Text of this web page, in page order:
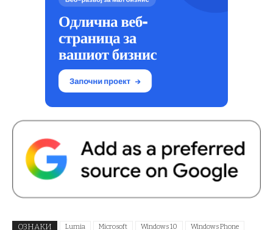
ОЗНАКИ Lumia Microsoft Windows 10 Windows Phone